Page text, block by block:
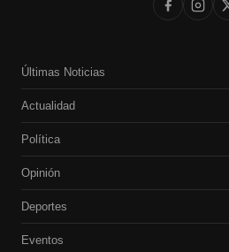
Últimas Noticias
Actualidad
Política
Opinión
Deportes
Eventos